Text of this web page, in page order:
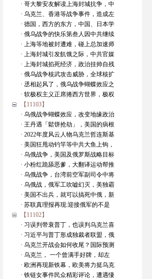
· 哥大黎安友解读上海封城抗争，中
· 乌克兰、香港等战争事件，造成左
· 德国，西方的东方，中国、日本学
· 俄乌战争的快乐第叁人因中共继续
· 上海等地被封遭难，碰上总加速师
· 上海封城引发飢饿之际，中共官媒
· 上海封城掐死经济，政治挂帅自残
· 俄乌战争核武攻击威胁，全球核扩
· 丞相起风了，俄乌战争蝴蝶效应之
· 软极权主义正席捲西方世界，极权
【11103】
· 乌俄战争蝴蝶效应，改变地缘政治
· 王丹遇「鬆饼抢劫」，美国的病根
· 2022年度风云人物乌克兰哲连斯基
· 美国狂甩动钓竿等中共大鱼上钩，
· 乌俄战争，美国及俄罗斯战略目标
· 小粉红跪舔恶爹，大翻译运动帮推
· 乌俄战争，台湾前空军副司令中将
· 乌俄战，俄军工吹嘘幻灭，美独霸
· 美国不出兵，就可以搞死中俄，新
· 苏联真理报再现:迎接俄军的不是
【11102】
· 习误判带衰普丁，也误判乌克兰喜
· 习近平与普丁形成独裁者联盟，俄
· 乌克兰开战会如何收尾？国际预测
· 乌克兰， 一个曾满手好牌，却左
· 欧洲再现新铁幕，欧美将力挺乌克
· 铁链女事件民众精彩评论，遭遇悽